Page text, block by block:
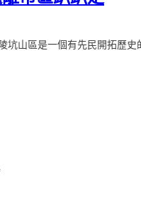
坑山區是一個有先民開拓歷